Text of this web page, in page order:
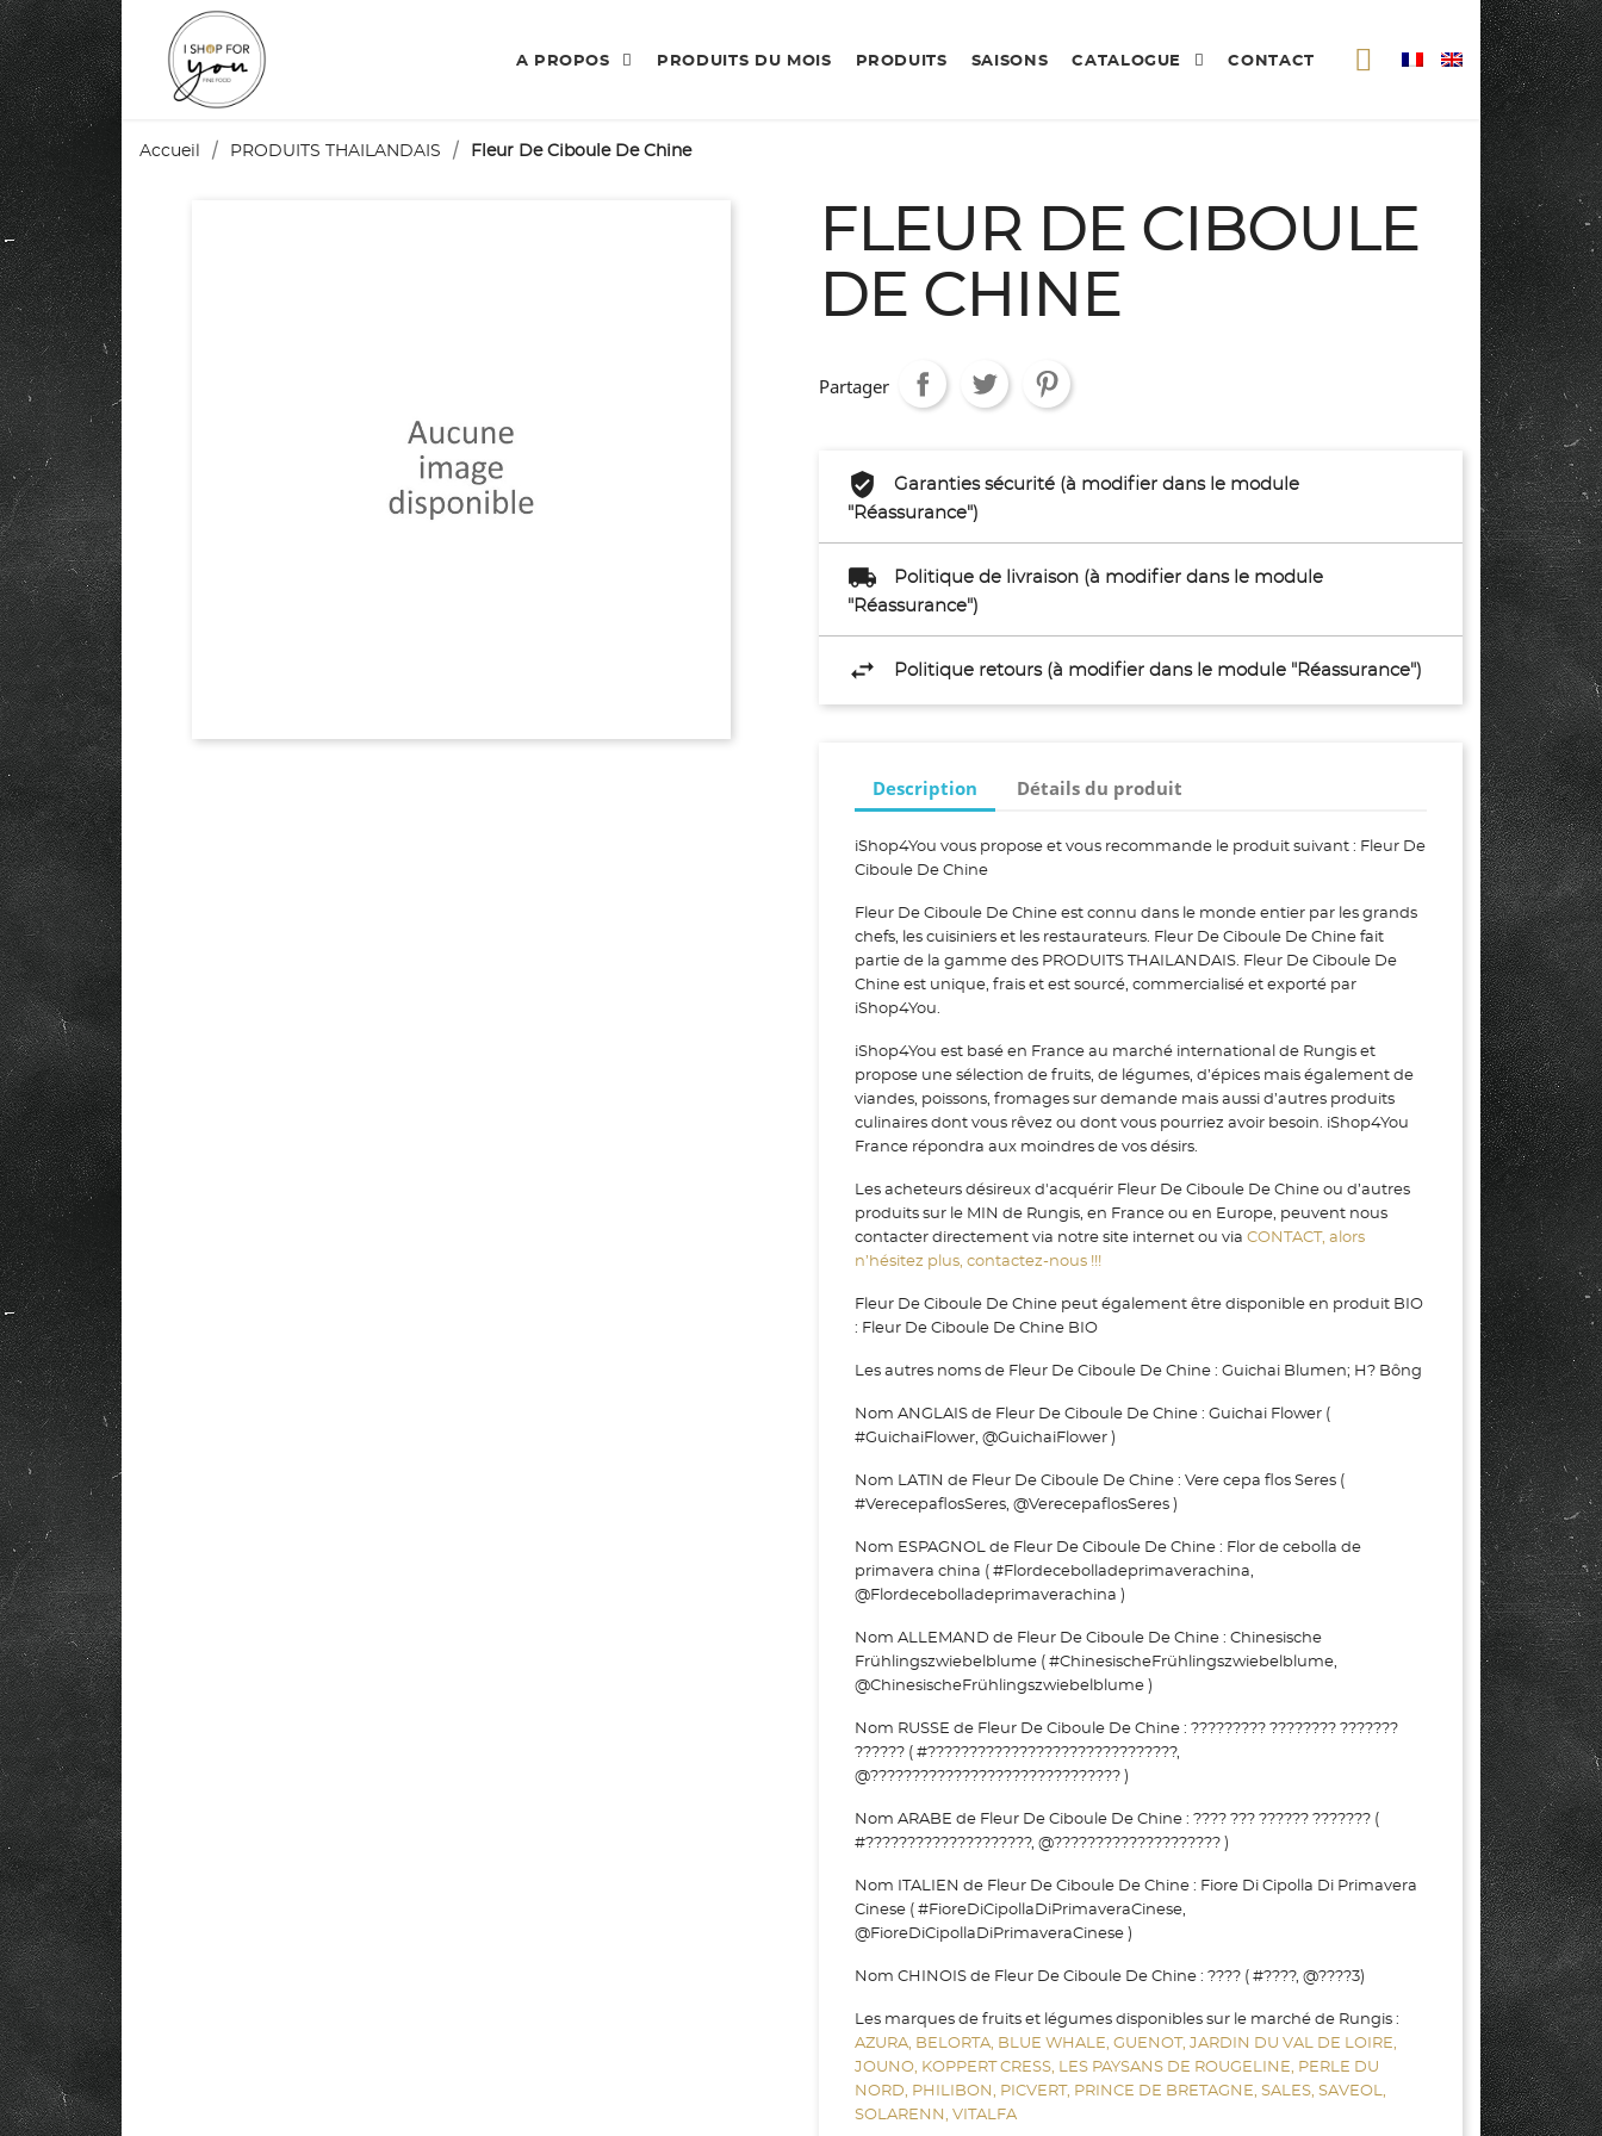
A PROPOS PRODUITS DU MOIS PRODUITS SAISONS CATALOGUE CONTACT
Accueil PRODUITS THAILANDAIS Fleur De Ciboule De Chine
FLEUR DE CIBOULE
DE CHINE
Partager
Garanties sécurité (à modifier dans le module
"Réassurance")
Politique de livraison (à modifier dans le module
"Réassurance")
Politique retours (à modifier dans le module "Réassurance")
Description Détails du produit
iShop4You vous propose et vous recommande le produit suivant : Fleur De
Ciboule De Chine
Fleur De Ciboule De Chine est connu dans le monde entier par les grands
chefs, les cuisiniers et les restaurateurs. Fleur De Ciboule De Chine fait
partie de la gamme des PRODUITS THAILANDAIS. Fleur De Ciboule De
Chine est unique, frais et est sourcé, commercialisé et exporté par
iShop4You.
iShop4You est basé en France au marché international de Rungis et
propose une sélection de fruits, de légumes, d’épices mais également de
viandes, poissons, fromages sur demande mais aussi d’autres produits
culinaires dont vous rêvez ou dont vous pourriez avoir besoin. iShop4You
France répondra aux moindres de vos désirs.
Les acheteurs désireux d'acquérir Fleur De Ciboule De Chine ou d’autres
produits sur le MIN de Rungis, en France ou en Europe, peuvent nous
contacter directement via notre site internet ou via CONTACT, alors
n’hésitez plus, contactez-nous !!!
Fleur De Ciboule De Chine peut également être disponible en produit BIO
: Fleur De Ciboule De Chine BIO
Les autres noms de Fleur De Ciboule De Chine : Guichai Blumen; H? Bông
Nom ANGLAIS de Fleur De Ciboule De Chine : Guichai Flower (
#GuichaiFlower, @GuichaiFlower )
Nom LATIN de Fleur De Ciboule De Chine : Vere cepa flos Seres (
#VerecepaflosSeres, @VerecepaflosSeres )
Nom ESPAGNOL de Fleur De Ciboule De Chine : Flor de cebolla de
primavera china ( #Flordecebolladeprimaverachina,
@Flordecebolladeprimaverachina )
Nom ALLEMAND de Fleur De Ciboule De Chine : Chinesische
Frühlingszwiebelblume ( #ChinesischeFrühlingszwiebelblume,
@ChinesischeFrühlingszwiebelblume )
Nom RUSSE de Fleur De Ciboule De Chine : ????????? ???????? ???????
?????? ( #??????????????????????????????,
@?????????????????????????????? )
Nom ARABE de Fleur De Ciboule De Chine : ???? ??? ?????? ??????? (
#????????????????????, @???????????????????? )
Nom ITALIEN de Fleur De Ciboule De Chine : Fiore Di Cipolla Di Primavera
Cinese ( #FioreDiCipollaDiPrimaveraCinese,
@FioreDiCipollaDiPrimaveraCinese )
Nom CHINOIS de Fleur De Ciboule De Chine : ???? ( #????, @????3)
Les marques de fruits et légumes disponibles sur le marché de Rungis :
AZURA, BELORTA, BLUE WHALE, GUENOT, JARDIN DU VAL DE LOIRE,
JOUNO, KOPPERT CRESS, LES PAYSANS DE ROUGELINE, PERLE DU
NORD, PHILIBON, PICVERT, PRINCE DE BRETAGNE, SALES, SAVEOL,
SOLARENN, VITALFA